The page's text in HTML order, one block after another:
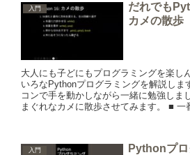
入門
だれでも
カメの散歩
大人にも子どにもプログラミングを楽し
いろなPythonプログラミングを解説しま
コンで手を動かしながら一緒に勉強し
まぐれなカメに散歩させてみます。 ■ 一
入門
Pythonプ